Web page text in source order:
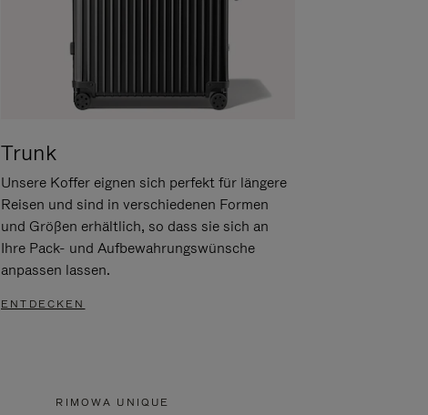
Trunk
Unsere Koffer eignen sich perfekt für längere
Reisen und sind in verschiedenen Formen
und Größen erhältlich, so dass sie sich an
Ihre Pack- und Aufbewahrungswünsche
anpassen lassen.
ENTDECKEN
RIMOWA UNIQUE